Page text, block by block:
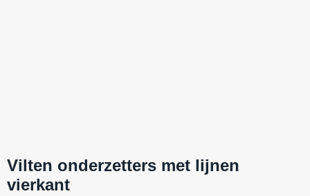
Vilten onderzetters met lijnen
vierkant